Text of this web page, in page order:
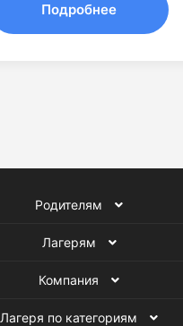
Подробнее
Родителям
Лагерям
Компания
Лагеря по категориям